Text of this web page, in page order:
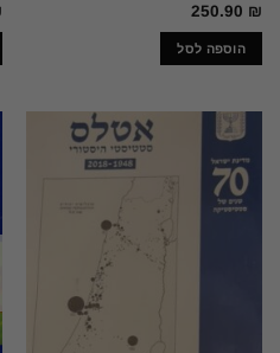
250.90 ₪
הוספה לסל